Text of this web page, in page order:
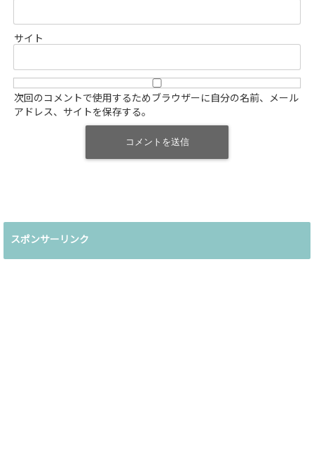
サイト
次回のコメントで使用するためブラウザーに自分の名前、メール
アドレス、サイトを保存する。
スポンサーリンク